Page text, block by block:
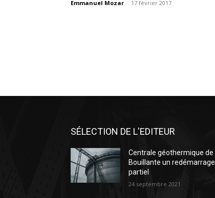
Emmanuel Mozar - 17 février 2017
SÉLECTION DE L'EDITEUR
Centrale géothermique de
Bouillante un redémarrage
partiel
24 septembre 2021